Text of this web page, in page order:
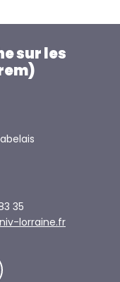
sur les
35
lorraine.fr